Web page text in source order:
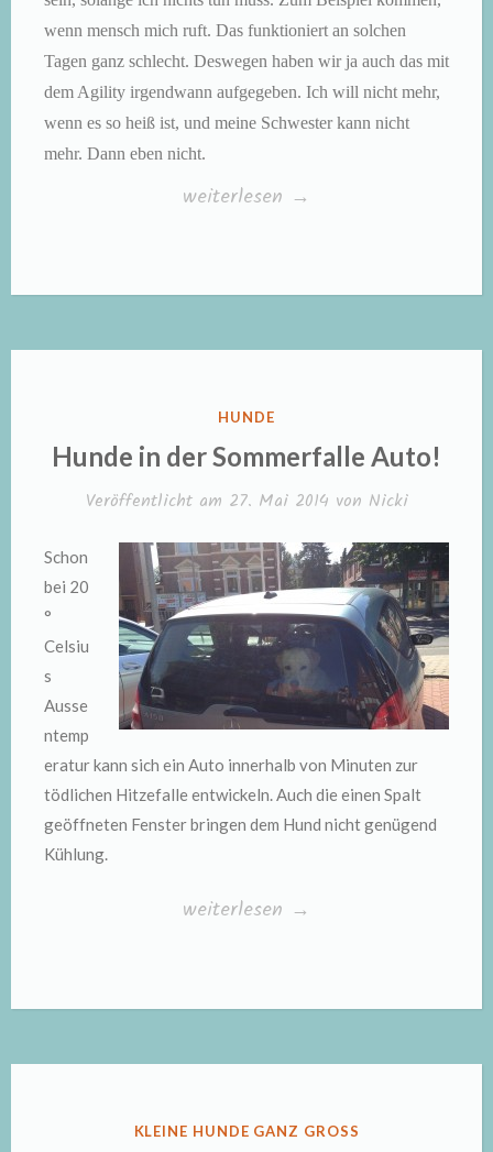
wenn mensch mich ruft. Das funktioniert an solchen
Tagen ganz schlecht. Deswegen haben wir ja auch das mit
dem Agility irgendwann aufgegeben. Ich will nicht mehr,
wenn es so heiß ist, und meine Schwester kann nicht
mehr. Dann eben nicht.
„Kleine
groß,
eine
weiterlesen →
VERÖFFENTLICHT
HUNDE
Hunde in der Sommerfalle Auto!
Veröffentlicht am 27. Mai 2014 von Nicki
Schon
bei 20
°
Celsiu
s
Ausse
ntemp
eratur kann sich ein Auto innerhalb von Minuten zur
tödlichen Hitzefalle entwickeln. Auch die einen Spalt
geöffneten Fenster bringen dem Hund nicht genügend
Kühlung.
„Hunde
Sommerfalle
weiterlesen →
VERÖFFENTLICHT
KLEINE HUNDE GANZ GROSS